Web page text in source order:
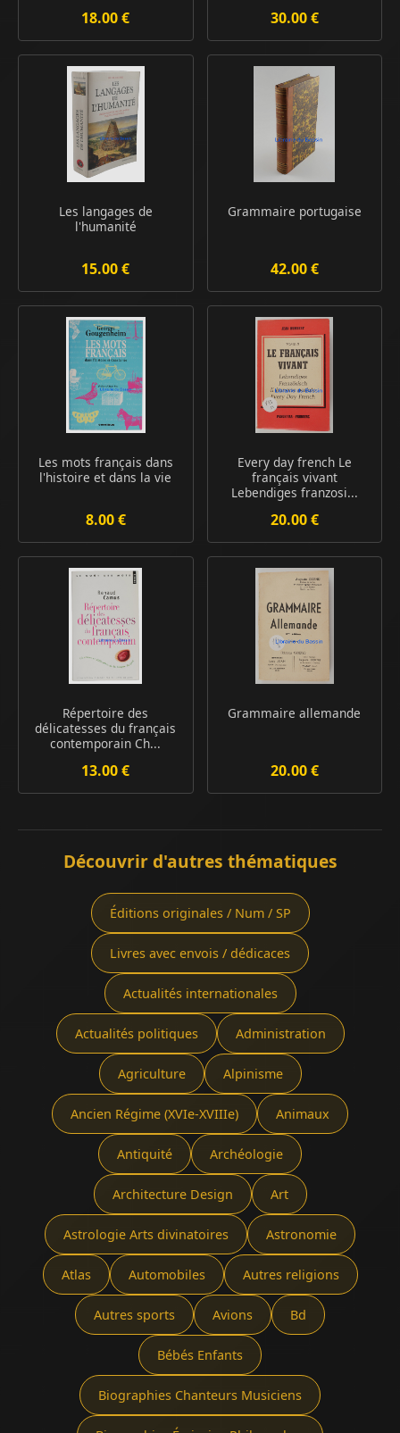
18.00 € 30.00 €
Les langages de
l'humanité
15.00 €
Grammaire portugaise
42.00 €
Les mots français dans
l'histoire et dans la vie
8.00 €
Every day french Le
français vivant
Lebendiges franzosi...
20.00 €
Répertoire des
délicatesses du français
contemporain Ch...
13.00 €
Grammaire allemande
20.00 €
Découvrir d'autres thématiques
Éditions originales / Num / SP
Livres avec envois / dédicaces
Actualités internationales
Actualités politiques Administration
Agriculture Alpinisme
Ancien Régime (XVIe-XVIIIe) Animaux
Antiquité Archéologie
Architecture Design Art
Astrologie Arts divinatoires Astronomie
Atlas Automobiles Autres religions
Autres sports Avions Bd
Bébés Enfants
Biographies Chanteurs Musiciens